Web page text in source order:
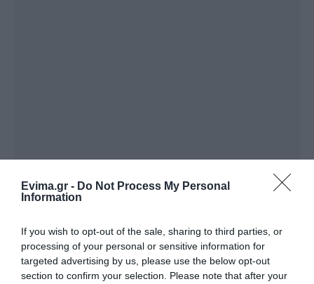
Evima.gr - Do Not Process My Personal
Information
If you wish to opt-out of the sale, sharing to third parties, or
processing of your personal or sensitive information for
targeted advertising by us, please use the below opt-out
section to confirm your selection. Please note that after your